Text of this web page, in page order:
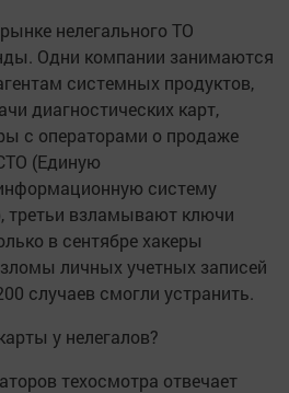
нелегального ТО
Одни компании занимаются
системных продуктов,
диагностических карт,
с операторами о продаже
(Единую
систему
третьи взламывают ключи
в сентябре хакеры
личных учетных записей
случаев смогли устранить.
у нелегалов?
техосмотра отвечает